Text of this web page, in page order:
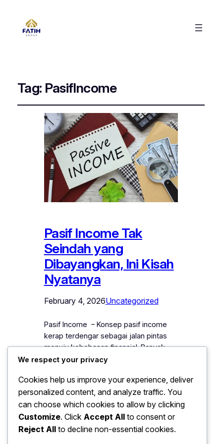
Tag: PasifIncome
Pasif Income Tak
Seindah yang
Dibayangkan, Ini Kisah
Nyatanya
February 4, 2026Uncategorized
Pasif Income – Konsep pasif income
kerap terdengar sebagai jalan pintas
menuju kebebasan finansial. Banyak
artikel dan seminar menjanjikan uang
keras. Namun, realitanya tidak selalu
semanis yang dibayangkan. Beberapa
orang yang mencoba meraih pasif
income melalui properti, seperti rumah
kost, mulai merasakan tantangan yang
We respect your privacy
Cookies help us improve your experience, deliver
personalized content, and analyze traffic. You
can choose which cookies to allow by clicking
Customize. Click Accept All to consent or
Reject All to decline non-essential cookies.